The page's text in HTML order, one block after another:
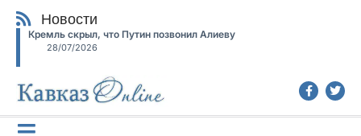
Новости
Кремль скрыл, что Путин позвонил Алиеву
28/07/2026